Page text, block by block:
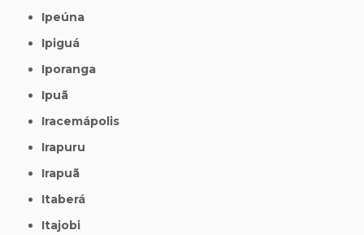
Ipeúna
Ipiguá
Iporanga
Ipuã
Iracemápolis
Irapuru
Irapuã
Itaberá
Itajobi